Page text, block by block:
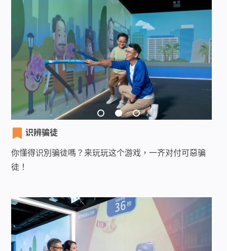
识辨骗徒
你懂得识別骗徒嗎？来玩玩这个游戏，一齐对付可惡骗
徒！